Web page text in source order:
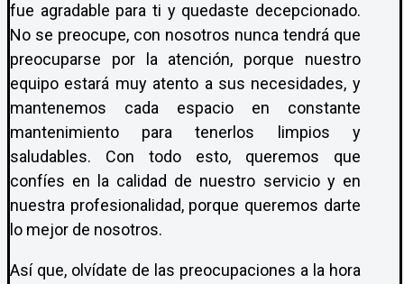
fue agradable para ti y quedaste decepcionado.
No se preocupe, con nosotros nunca tendrá que
preocuparse por la atención, porque nuestro
equipo estará muy atento a sus necesidades, y
mantenemos cada espacio en constante
mantenimiento para tenerlos limpios y
saludables. Con todo esto, queremos que
confíes en la calidad de nuestro servicio y en
nuestra profesionalidad, porque queremos darte
lo mejor de nosotros.
Así que, olvídate de las preocupaciones a la hora